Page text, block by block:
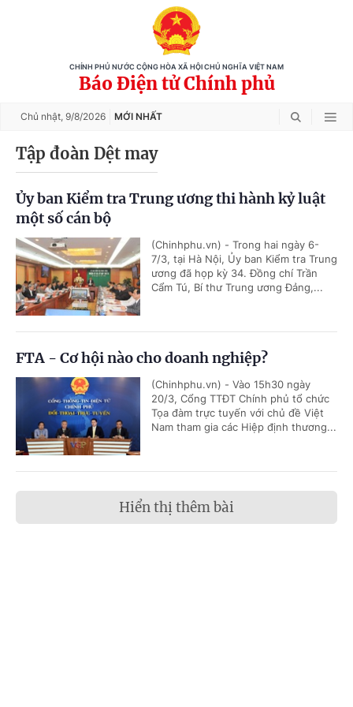
CHÍNH PHỦ NƯỚC CỘNG HÒA XÃ HỘI CHỦ NGHĨA VIỆT NAM
Báo Điện tử Chính phủ
Chủ nhật, 9/8/2026 MỚI NHẤT
Tập đoàn Dệt may
Ủy ban Kiểm tra Trung ương thi hành kỷ luật
một số cán bộ
(Chinhphu.vn) - Trong hai ngày 6-
7/3, tại Hà Nội, Ủy ban Kiểm tra Trung
ương đã họp kỳ 34. Đồng chí Trần
Cẩm Tú, Bí thư Trung ương Đảng,...
FTA - Cơ hội nào cho doanh nghiệp?
(Chinhphu.vn) - Vào 15h30 ngày
20/3, Cổng TTĐT Chính phủ tổ chức
Tọa đàm trực tuyến với chủ đề Việt
Nam tham gia các Hiệp định thương...
Hiển thị thêm bài